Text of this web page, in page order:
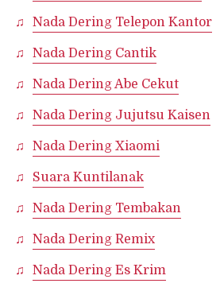
Nada Dering Telepon Kantor
Nada Dering Cantik
Nada Dering Abe Cekut
Nada Dering Jujutsu Kaisen
Nada Dering Xiaomi
Suara Kuntilanak
Nada Dering Tembakan
Nada Dering Remix
Nada Dering Es Krim